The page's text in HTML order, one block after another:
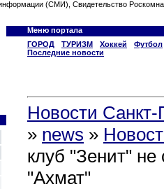
(СМИ), Свидетельство
Меню портала
ГОРОД
ТУРИЗМ Хоккей
Футбол
Последние новости
Новости Санкт-
» news »
клуб "Зенит" не
"Ахмат"